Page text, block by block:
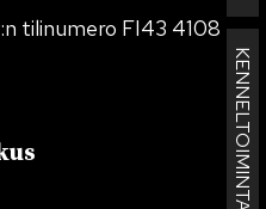
KENNELTOIMINTA
tilinumero FI43 4108